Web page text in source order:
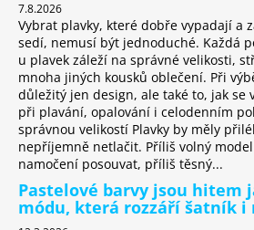
7.8.2026
Vybrat plavky, které dobře vypadají a
sedí, nemusí být jednoduché. Každá
u plavek záleží na správné velikosti,
mnoha jiných kousků oblečení. Při
důležitý jen design, ale také to, jak se
při plavání, opalování i celodenním
správnou velikostí Plavky by měly
nepříjemně netlačit. Příliš volný
namočení posouvat, příliš těsný...
Pastelové barvy jsou hitem
módu, která rozzáří šatník i